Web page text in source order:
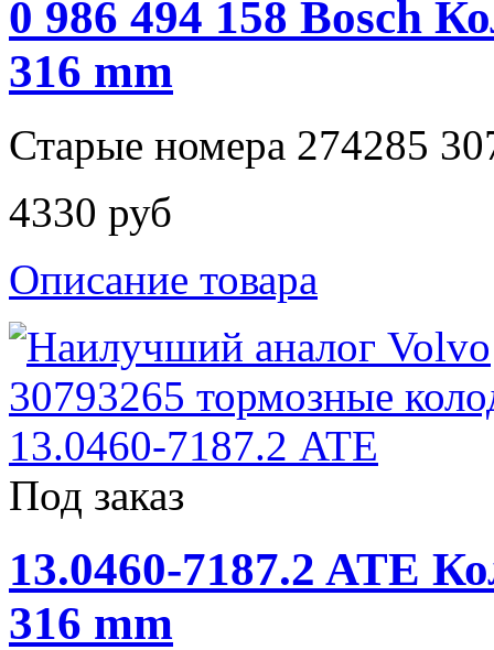
0 986 494 158 Bosch
316 mm
Старые номера 274285
4330 руб
Описание товара
Под заказ
13.0460-7187.2 ATE
316 mm